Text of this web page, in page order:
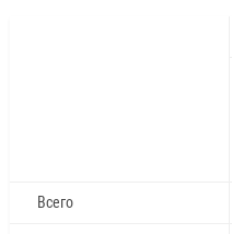
Всего